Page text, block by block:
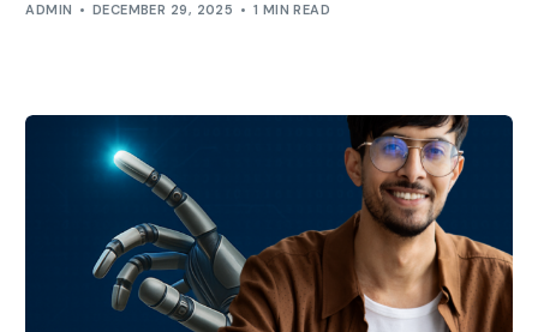
ADMIN DECEMBER 29, 2025 1 MIN READ